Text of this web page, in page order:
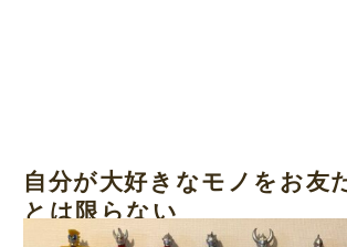
自分が大好きなモノをお友
とは限らない